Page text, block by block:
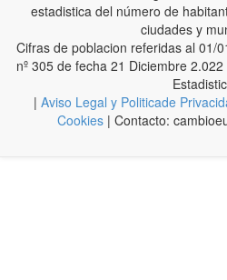
estadistica del número de
ciudades y
Cifras de poblacion referidas al 01/
nº 305 de fecha 21 Diciembre 2.022
| Aviso Legal y Politicade
Cookies | Contacto: